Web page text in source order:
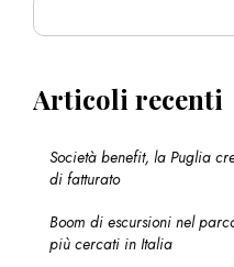
Articoli recenti
Società benefit, la Puglia
di fatturato
Boom di escursioni nel
più cercati in Italia